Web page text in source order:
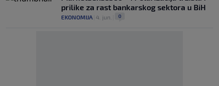
prilike za rast bankarskog sektora u BiH
EKONOMIJA 4. jun. 0